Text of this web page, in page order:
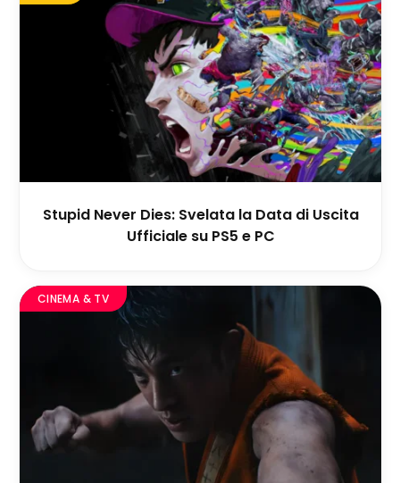
Stupid Never Dies: Svelata la Data di Uscita
Ufficiale su PS5 e PC
CINEMA & TV